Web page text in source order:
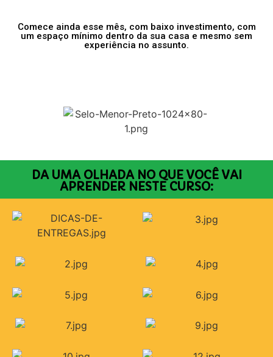
Comece ainda esse mês, com baixo investimento, com
um espaço mínimo dentro da sua casa e mesmo sem
experiência no assunto.
DA UMA OLHADA NO QUE VOCÊ VAI
APRENDER NESTE CURSO: